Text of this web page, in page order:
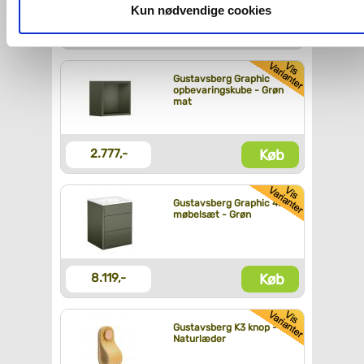
dit samtykke, hvis du måtte ønske det.
Du kan se mere om, hvordan vi behandler dine
personoplysninger, ved at klikke
Kun nødvendige cookies
4.165,- Køb
Gustavsberg Graphic
opbevaringskube - Grøn
mat
2.777,- Køb
Gustavsberg Graphic 45
møbelsæt - Grøn
8.119,- Køb
Gustavsberg K3 knop -
Naturlæder